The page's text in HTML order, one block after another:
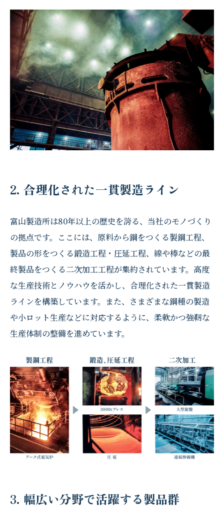
2. 合理化された一貫製造ライン
富山製造所は80年以上の歴史を誇る、当社のモノづくり
の拠点です。ここには、原料から鋼をつくる製鋼工程、
製品の形をつくる鍛造工程・圧延工程、線や棒などの最
終製品をつくる二次加工工程が集約されています。高度
な生産技術とノウハウを活かし、合理化された一貫製造
ラインを構築しています。また、さまざまな鋼種の製造
や小ロット生産などに対応するように、柔軟かつ強靭な
生産体制の整備を進めています。
3. 幅広い分野で活躍する製品群